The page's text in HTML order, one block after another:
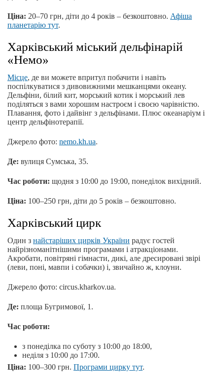
Ціна: 20–70 грн, діти до 4 років – безкоштовно. Афіша
планетарію тут.
Харківський міський дельфінарій
«Немо»
Місце, де ви можете впритул побачити і навіть
поспілкуватися з дивовижними мешканцями океану.
Дельфіни, білий кит, морський котик і морський лев
поділяться з вами хорошим настроєм і своєю чарівністю.
Плавання, фото і дайвінг з дельфінами. Плюс океанаріум і
центр дельфінотерапії.
Джерело фото: nemo.kh.ua.
Де: вулиця Сумська, 35.
Час роботи: щодня з 10:00 до 19:00, понеділок вихідний.
Ціна: 100–250 грн, діти до 5 років – безкоштовно.
Харківський цирк
Один з найстаріших цирків України радує гостей
найрізноманітнішими програмами і атракціонами.
Акробати, повітряні гімнасти, дикі, але дресировані звірі
(леви, поні, мавпи і собачки) і, звичайно ж, клоуни.
Джерело фото: circus.kharkov.ua.
Де: площа Бугримової, 1.
Час роботи:
з понеділка по суботу з 10:00 до 18:00,
неділя з 10:00 до 17:00.
Ціна: 100–300 грн. Програми цирку тут.